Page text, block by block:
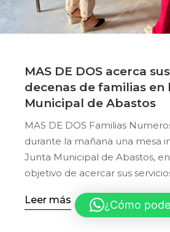
MAS DE DOS acerca
decenas de familias en
Municipal de Abastos
MAS DE DOS Familias
durante la mañana una mesa
Junta Municipal de Abastos,
objetivo de acercar sus
Leer más ¿Cómo